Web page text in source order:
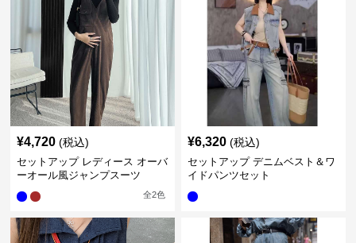
¥4,720 (税込)
セットアップ レディース オーバ
ーオール風ジャンプスーツ
全2色
¥6,320 (税込)
セットアップ デニムベスト＆ワ
イドパンツセット